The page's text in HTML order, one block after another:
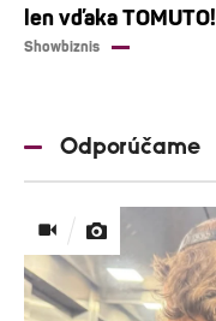
len vďaka TOMUTO!
Showbiznis
Odporúčame